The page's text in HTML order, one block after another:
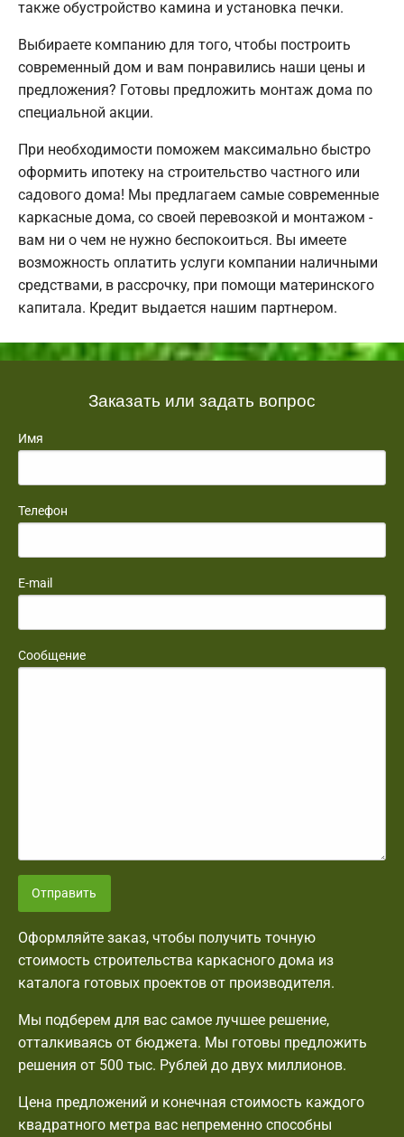
также обустройство камина и установка печки.
Выбираете компанию для того, чтобы построить
современный дом и вам понравились наши цены и
предложения? Готовы предложить монтаж дома по
специальной акции.
При необходимости поможем максимально быстро
оформить ипотеку на строительство частного или
садового дома! Мы предлагаем самые современные
каркасные дома, со своей перевозкой и монтажом -
вам ни о чем не нужно беспокоиться. Вы имеете
возможность оплатить услуги компании наличными
средствами, в рассрочку, при помощи материнского
капитала. Кредит выдается нашим партнером.
Заказать или задать вопрос
Имя
Телефон
E-mail
Сообщение
Отправить
Оформляйте заказ, чтобы получить точную
стоимость строительства каркасного дома из
каталога готовых проектов от производителя.
Мы подберем для вас самое лучшее решение,
отталкиваясь от бюджета. Мы готовы предложить
решения от 500 тыс. Рублей до двух миллионов.
Цена предложений и конечная стоимость каждого
квадратного метра вас непременно способны